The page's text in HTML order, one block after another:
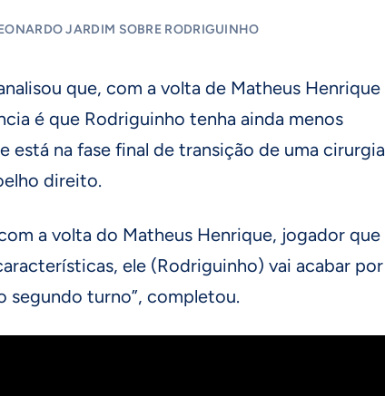
JARDIM SOBRE RODRIGUINHO
que, com a volta de Matheus Henrique
é que Rodriguinho tenha ainda menos
está na fase final de transição de uma cirurgia
direito.
a volta do Matheus Henrique, jogador que
ele (Rodriguinho) vai acabar por
segundo turno”, completou.